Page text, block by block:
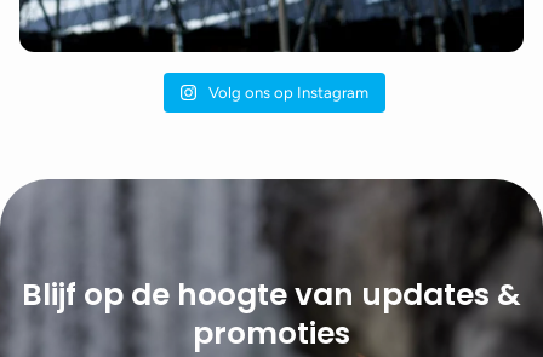
Volg ons op Instagram
Blijf op de hoogte van updates &
promoties